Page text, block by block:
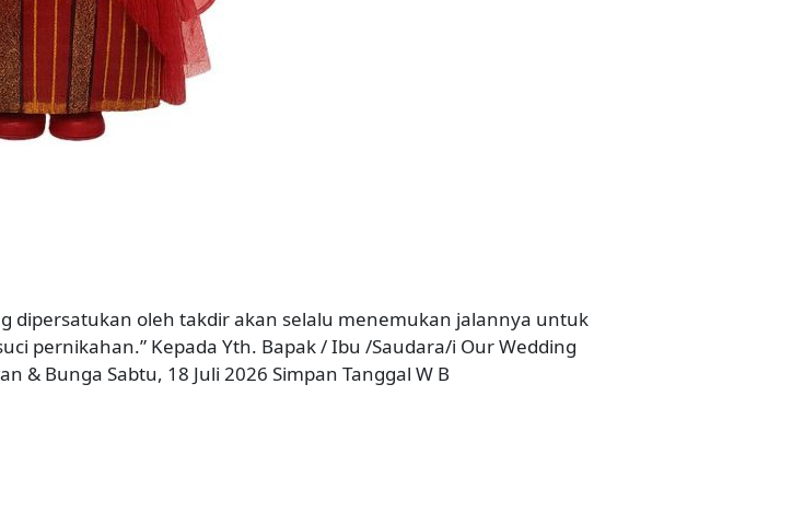
dipersatukan oleh takdir akan selalu menemukan jalannya untuk
pernikahan.” Kepada Yth. Bapak / Ibu /Saudara/i Our Wedding
& Bunga Sabtu, 18 Juli 2026 Simpan Tanggal W B